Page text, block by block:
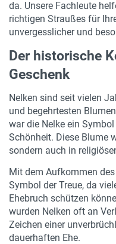
da. Unsere Fachleute
richtigen Straußes für
unvergesslicher und
Der historische
Geschenk
Nelken sind seit vielen
und begehrtesten
war die Nelke ein
Schönheit. Diese Blume
sondern auch in
Mit dem Aufkommen
Symbol der Treue, da
Ehebruch schützen
wurden Nelken oft an
Zeichen einer
dauerhaften Ehe.